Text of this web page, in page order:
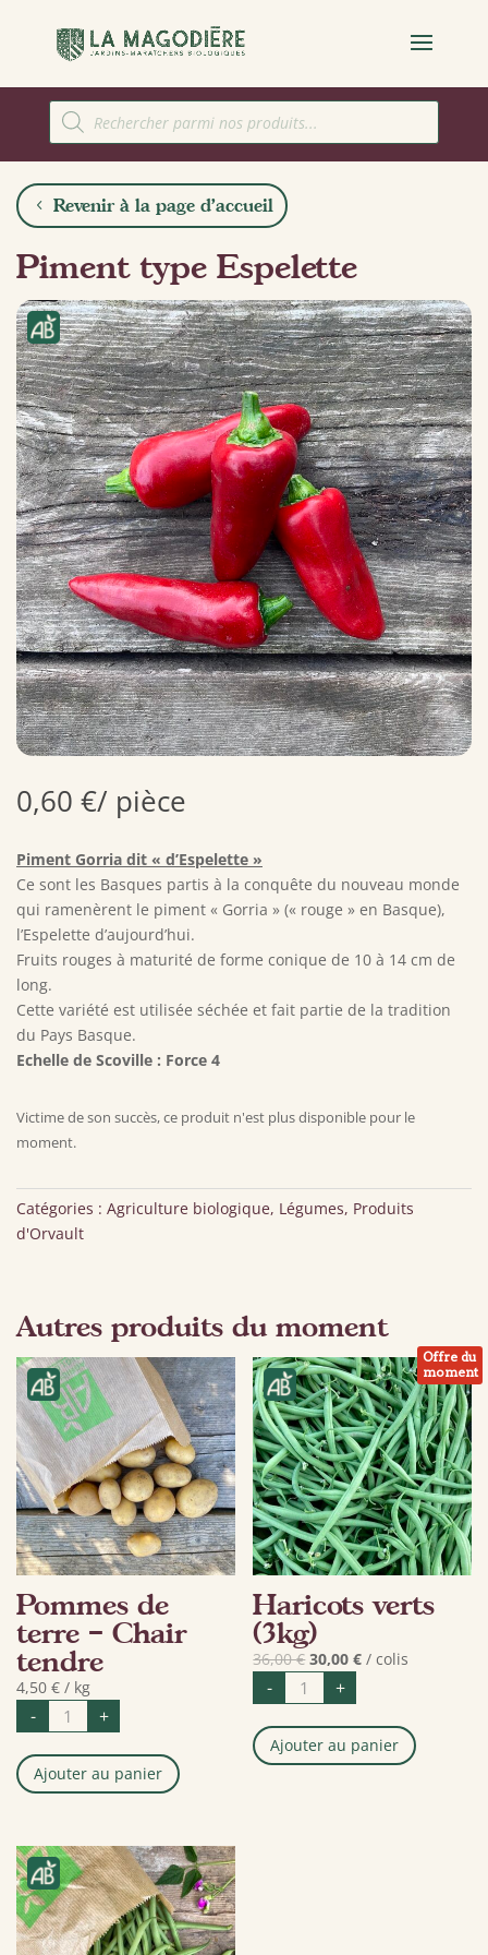
Recherche
de
produits
Revenir à la page d'accueil
Piment type Espelette
0,60 €/ pièce
Piment Gorria dit « d’Espelette »
Ce sont les Basques partis à la conquête du nouveau monde
qui ramenèrent le piment « Gorria » (« rouge » en Basque),
l’Espelette d’aujourd’hui.
Fruits rouges à maturité de forme conique de 10 à 14 cm de
long.
Cette variété est utilisée séchée et fait partie de la tradition
du Pays Basque.
Echelle de Scoville : Force 4
Victime de son succès, ce produit n'est plus disponible pour le
moment.
Catégories : Agriculture biologique, Légumes, Produits
d'Orvault
Autres produits du moment
Pommes de
terre – Chair
tendre
4,50 € / kg
- quantité
Pommes
de
terre
-
Chair
+
Ajouter au panier
Offre du
moment
Haricots verts
(3kg)
36,00€Le
prix
initial
était :
36,00 €.
30,00€Le
est :
30,00 €.
/ colis
- quantité
Haricots
verts
(3kg)
+
Ajouter au panier